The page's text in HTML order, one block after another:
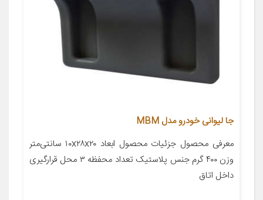
جا لیوانی خودرو مدل MBM
معرفی محصول جزئیات محصول ابعاد ۱۰x۲۸x۲۰ سانتی‌متر
وزن ۴۰۰ گرم جنس پلاستیک تعداد محفظه ۳ محل قرارگیری
داخل اتاق